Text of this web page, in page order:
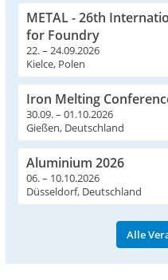
METAL - 26th
for Foundry
22. – 24.09.2026
Kielce, Polen
Iron Melting
30.09. – 01.10.2026
Gießen, Deutschland
Aluminium 2026
06. – 10.10.2026
Düsseldorf, Deutschland
Alle